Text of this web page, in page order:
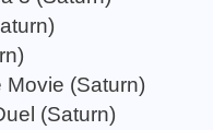
Movie (Saturn)
(Saturn)